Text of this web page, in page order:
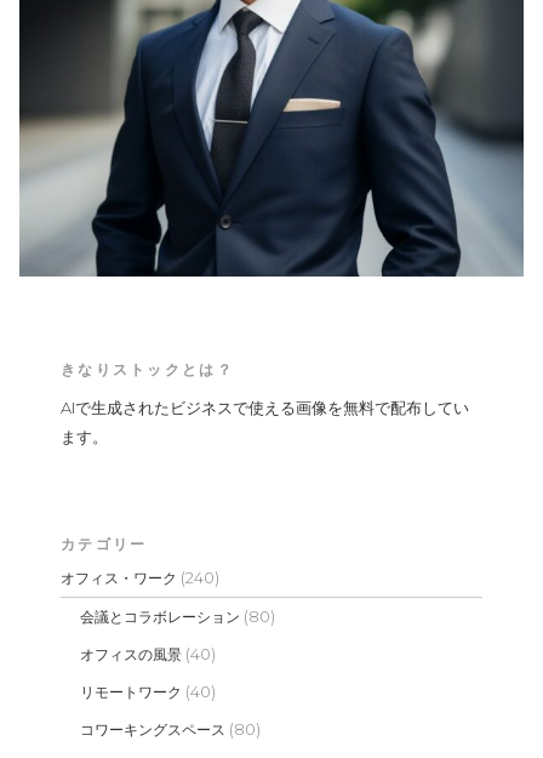
きなりストックとは？
AIで生成されたビジネスで使える画像を無料で配布してい
ます。
カテゴリー
オフィス・ワーク (240)
会議とコラボレーション (80)
オフィスの風景 (40)
リモートワーク (40)
コワーキングスペース (80)